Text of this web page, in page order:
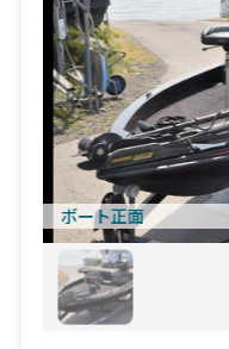
ボート正面